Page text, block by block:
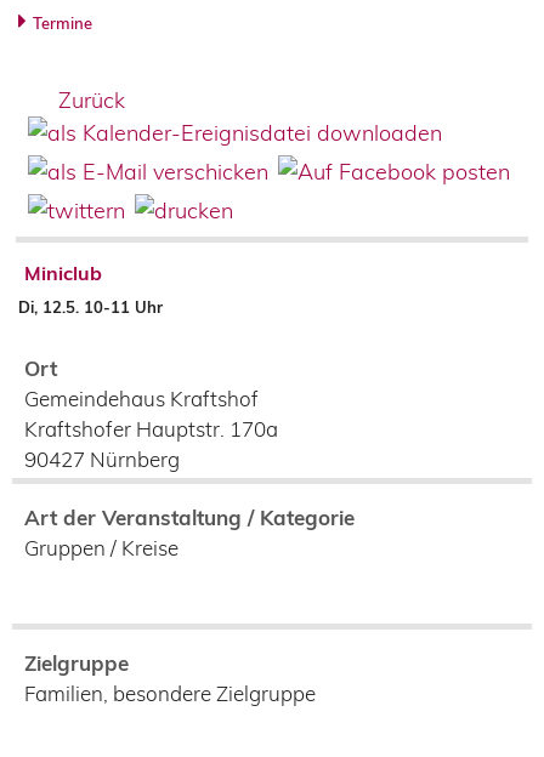
Termine
Zurück
Miniclub
Di, 12.5. 10-11 Uhr
Ort
Gemeindehaus Kraftshof
Kraftshofer Hauptstr. 170a
90427 Nürnberg
Art der Veranstaltung / Kategorie
Gruppen / Kreise
Zielgruppe
Familien, besondere Zielgruppe